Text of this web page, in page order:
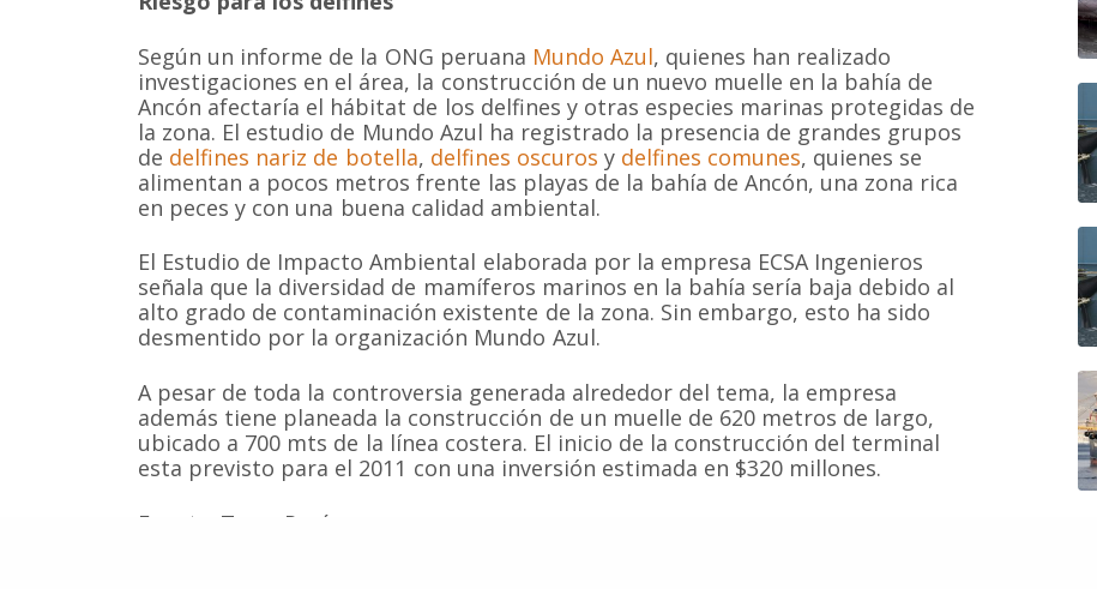
Según un informe de la ONG peruana Mundo Azul, quienes han realizado
investigaciones en el área, la construcción de un nuevo muelle en la bahía de
Ancón afectaría el hábitat de los delfines y otras especies marinas protegidas de
la zona. El estudio de Mundo Azul ha registrado la presencia de grandes grupos
de delfines nariz de botella, delfines oscuros y delfines comunes, quienes se
alimentan a pocos metros frente las playas de la bahía de Ancón, una zona rica
en peces y con una buena calidad ambiental.
El Estudio de Impacto Ambiental elaborada por la empresa ECSA Ingenieros
señala que la diversidad de mamíferos marinos en la bahía sería baja debido al
alto grado de contaminación existente de la zona. Sin embargo, esto ha sido
desmentido por la organización Mundo Azul.
A pesar de toda la controversia generada alrededor del tema, la empresa
además tiene planeada la construcción de un muelle de 620 metros de largo,
ubicado a 700 mts de la línea costera. El inicio de la construcción del terminal
esta previsto para el 2011 con una inversión estimada en $320 millones.
Fuente: Terra Perú
Somos una organización no gubernamental chilena y sin fines de
lucro que trabaja activamente en la conservación de las especies de
Correo: Casilla 19178, Lo Castillo, Vitacura, Santiago de Chile.
Fono-fax: (56 2) 228 2910
MAPA DEL SITIO
Inicio
Proyectos
Noticias
Contacto
© 2020 Estudio Ajolote| Todos los derechos reservados.